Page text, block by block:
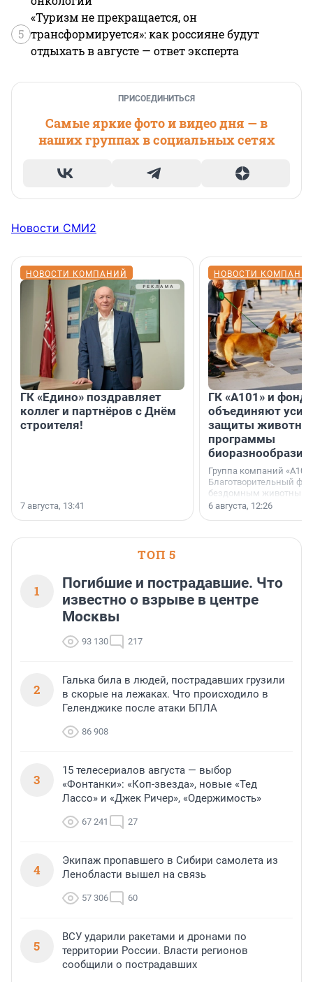
5
«Туризм не прекращается, он
трансформируется»: как россияне будут
отдыхать в августе — ответ эксперта
ПРИСОЕДИНИТЬСЯ
Самые яркие фото и видео дня — в
наших группах в социальных сетях
Новости СМИ2
НОВОСТИ КОМПАНИЙ
ГК «Едино» поздравляет
коллег и партнёров с Днём
строителя!
7 августа, 13:41
НОВОСТИ
ГК «А101» и фонд
объединяют
защиты
программы
биоразнообразия
Группа компаний
Благотворительный
бездомным животным
заключили соглашение
6 августа, 12:26
ТОП 5
1
Погибшие и пострадавшие. Что
известно о взрыве в центре
Москвы
93 130 217
2
Галька била в людей, пострадавших грузили
в скорые на лежаках. Что происходило в
Геленджике после атаки БПЛА
86 908
3
15 телесериалов августа — выбор
«Фонтанки»: «Коп-звезда», новые «Тед
Лассо» и «Джек Ричер», «Одержимость»
67 241 27
4
Экипаж пропавшего в Сибири самолета из
Ленобласти вышел на связь
57 306 60
5
ВСУ ударили ракетами и дронами по
территории России. Власти регионов
сообщили о пострадавших